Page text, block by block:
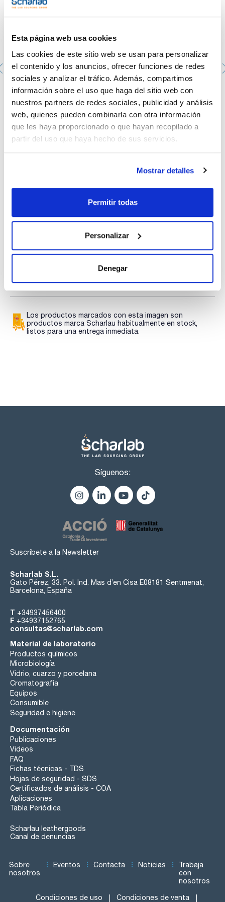
Esta página web usa cookies
Las cookies de este sitio web se usan para personalizar
el contenido y los anuncios, ofrecer funciones de redes
sociales y analizar el tráfico. Además, compartimos
información sobre el uso que haga del sitio web con
nuestros partners de redes sociales, publicidad y análisis
web, quienes pueden combinarla con otra información
que les haya proporcionado o que hayan recopilado a
partir del uso que haya hecho de sus servicios.
Mostrar detalles
Permitir todas
Personalizar
Denegar
Placa Petri Ø 55 mm Esteriles.
00200201.B
Envase: x 1200 u.
Disponibilidad
Ver stock
Mi precio : Comprar
Documentación técnica
descargas
descargas
descargas
Los productos marcados con esta imagen son
productos marca Scharlau habitualmente en stock,
listos para una entrega inmediata.
Síguenos:
Suscríbete a la Newsletter
Scharlab S.L.
Gato Pérez, 33. Pol. Ind. Mas d’en Cisa E08181 Sentmenat,
Barcelona, España
T +34937456400
F +34937152765
consultas@scharlab.com
Material de laboratorio
Productos químicos
Microbiología
Vidrio, cuarzo y porcelana
Cromatografía
Equipos
Consumible
Seguridad e higiene
Documentación
Publicaciones
Videos
FAQ
Fichas técnicas - TDS
Hojas de seguridad - SDS
Certificados de análisis - COA
Aplicaciones
Tabla Periódica
Scharlau leathergoods
Canal de denuncias
Sobre
nosotros
Eventos Contacta Noticias
Trabaja
con
nosotros
Condiciones de uso Condiciones de venta